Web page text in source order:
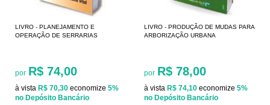
LIVRO - PLANEJAMENTO E
OPERAÇÃO DE SERRARIAS
por R$ 74,00
à vista R$ 70,30 economize 5%
no Depósito Bancário
LIVRO - PRODUÇÃO DE MUDAS PARA
ARBORIZAÇÃO URBANA
por R$ 78,00
à vista R$ 74,10 economize 5%
no Depósito Bancário